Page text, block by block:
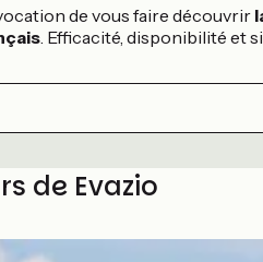
de vous faire découvrir
. Efficacité, disponibilité et
de Evazio